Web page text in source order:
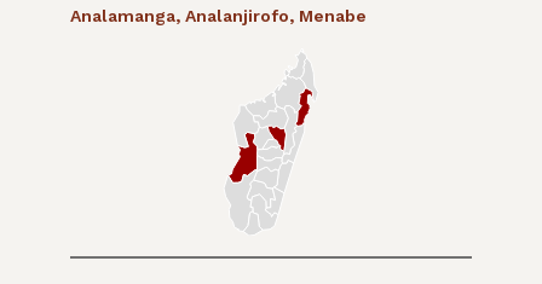
Analamanga, Analanjirofo, Menabe